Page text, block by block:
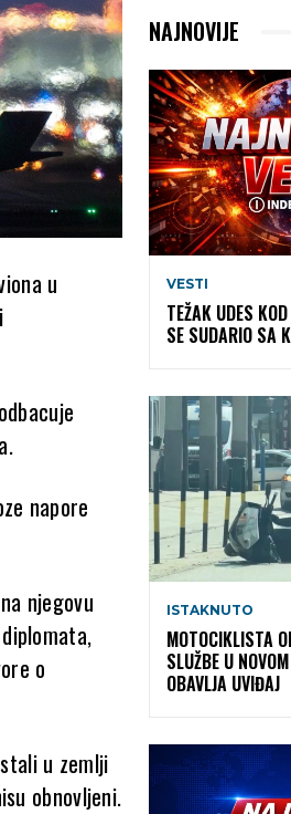
u
napore
njegovu
o
u zemlji
obnovljeni.
NAJNOVIJE
VESTI
TEŽAK UDES
SE SUDARIO SA
ISTAKNUTO
MOTOCIKLISTA
SLUŽBE U
OBAVLJA UVIĐAJ